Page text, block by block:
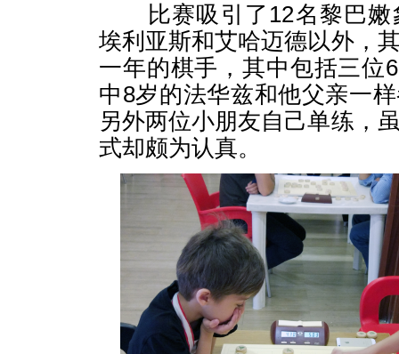
比赛吸引了12名黎巴嫩
埃利亚斯和艾哈迈德以外，
一年的棋手，其中包括三位
中8岁的法华兹和他父亲一
另外两位小朋友自己单练，
式却颇为认真。